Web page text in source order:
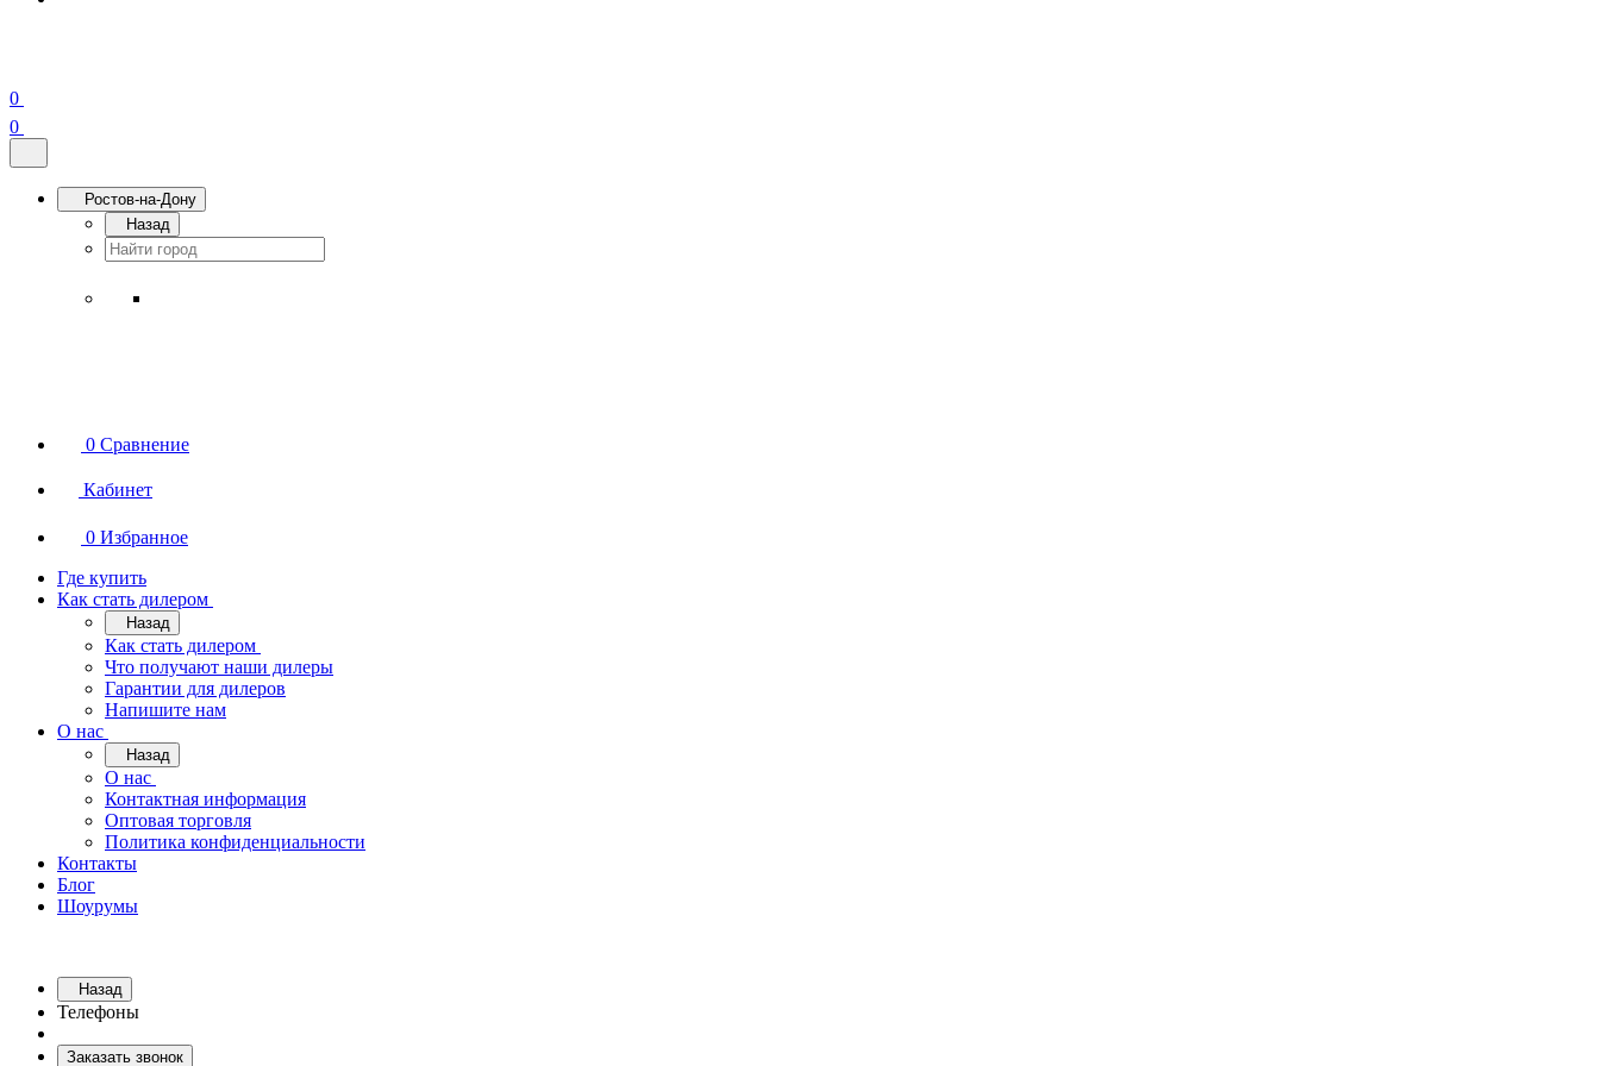
0
0
Ростов-на-Дону
Назад
0 Сравнение
Кабинет
0 Избранное
Где купить
Как стать дилером
Назад
Как стать дилером
Что получают наши дилеры
Гарантии для дилеров
Напишите нам
О нас
Назад
О нас
Контактная информация
Оптовая торговля
Политика конфиденциальности
Контакты
Блог
Шоурумы
Назад
Телефоны
Заказать звонок